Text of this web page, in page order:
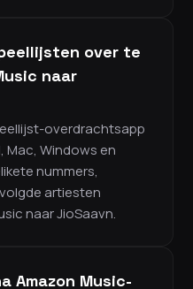
over te
naar
overdrachtsapp
Mac, Windows en
nummers,
artiesten
naar JioSaavn.
Amazon Music-